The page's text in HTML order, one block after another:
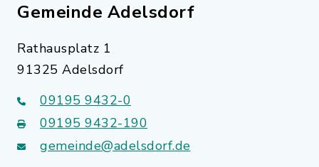
Gemeinde Adelsdorf
Rathausplatz 1
91325 Adelsdorf
09195 9432-0
09195 9432-190
gemeinde@adelsdorf.de